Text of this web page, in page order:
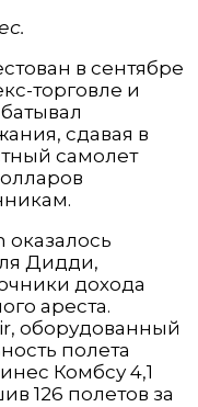
в сентябре
торговле и
сдавая в
самолет
Дидди,
дохода
ареста.
оборудованный
полета
Комбсу 4,1
126 полетов за